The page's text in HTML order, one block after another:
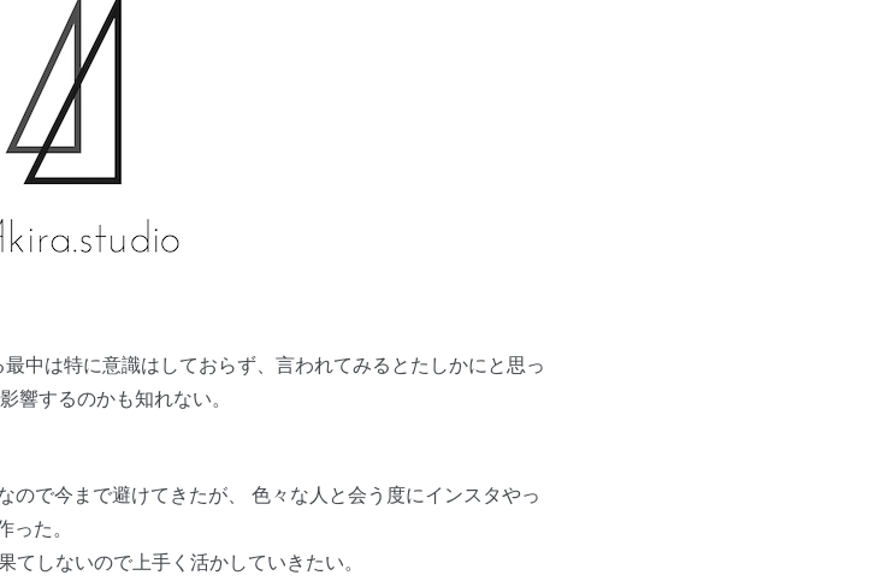
中は特に意識はしておらず、言われてみるとたしかにと思っ
響するのかも知れない。
ので今まで避けてきたが、 色々な人と会う度にインスタやっ
った。
てしないので上手く活かしていきたい。